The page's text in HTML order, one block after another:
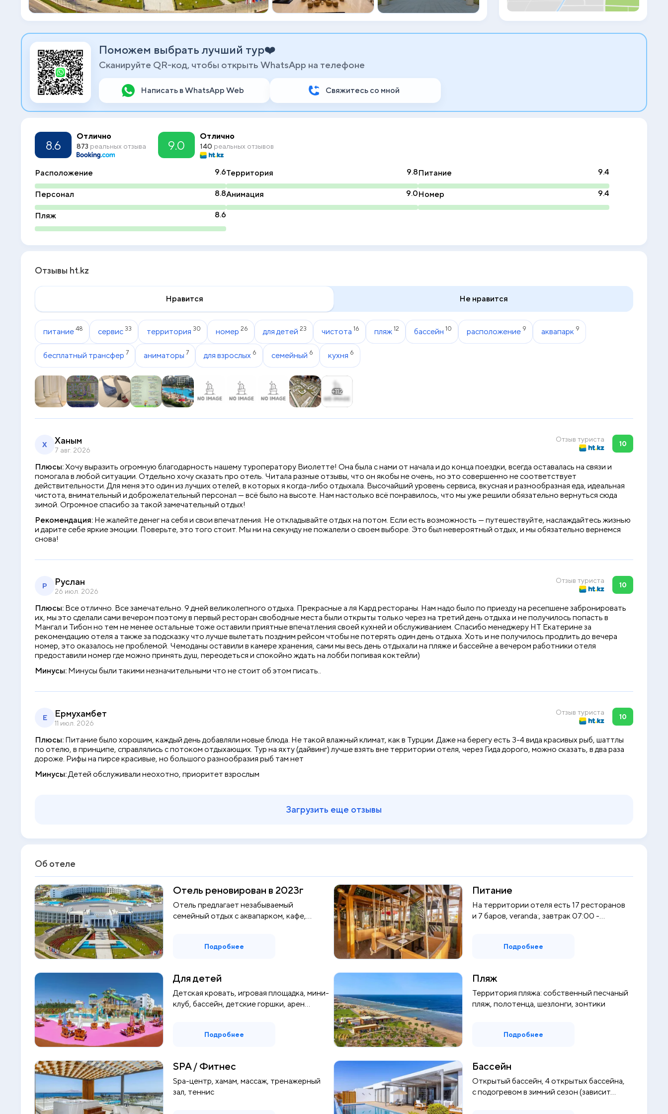
Гости Rixos Radamis Sharm El Sheikh могут
воспользоваться различными велнес-
услугами, в том числе сауной,
7,1 км и 17 км соответственно от таких
Поможем выбрать лучший тур❤️
Сканируйте QR-код, чтобы открыть WhatsApp на телефоне
Написать в WhatsApp Web Свяжитесь со мной
8.6
Отлично
873 реальных отзыва 9.0
Отлично
140 реальных отзывов
Расположение 9.6Территория 9.8Питание 9.4
Персонал 8.8Анимация 9.0Номер 9.4
Пляж 8.6
Отзывы ht.kz
Нравится Не нравится
питание 48 сервис 33 территория 30 номер 26 для детей 23 чистота 16 пляж 12 бассейн 10 расположение 9 аквапарк 9
бесплатный трансфер 7 аниматоры 7 для взрослых 6 семейный 6 кухня 6
+112
Х Ханым
7 авг. 2026
Отзыв туриста
10
Плюсы:Хочу выразить огромную благодарность нашему туроператору Виолетте! Она была с нами от начала и до конца поездки, всегда оставалась на связи и
помогала в любой ситуации. Отдельно хочу сказать про отель. Читала разные отзывы, что он якобы не очень, но это совершенно не соответствует
действительности. Для меня это один из лучших отелей, в которых я когда-либо отдыхала. Высочайший уровень сервиса, вкусная и разнообразная еда, идеальная
чистота, внимательный и доброжелательный персонал — всё было на высоте. Нам настолько всё понравилось, что мы уже решили обязательно вернуться сюда
зимой. Огромное спасибо за такой замечательный отдых!
Рекомендация: Не жалейте денег на себя и свои впечатления. Не откладывайте отдых на потом. Если есть возможность — путешествуйте, наслаждайтесь жизнью
и дарите себе яркие эмоции. Поверьте, это того стоит. Мы ни на секунду не пожалели о своем выборе. Это был невероятный отдых, и мы обязательно вернемся
снова!
Р Руслан
26 июл. 2026
Отзыв туриста
10
Плюсы: Все отлично. Все замечательно. 9 дней великолепного отдыха. Прекрасные а ля Кард рестораны. Нам надо было по приезду на ресепшене забронировать
их, мы это сделали сами вечером поэтому в первый ресторан свободные места были открыты только через на третий день отдыха и не получилось попасть в
Мангал и Тибон но тем не менее остальные тоже оставили приятные впечатления своей кухней и обслуживанием. Спасибо менеджеру НТ Екатерине за
рекомендацию отеля а также за подсказку что лучше вылетать поздним рейсом чтобы не потерять один день отдыха. Хоть и не получилось продлить до вечера
номер, это оказалось не проблемой. Чемоданы оставили в камере хранения, сами мы весь день отдыхали на пляже и бассейне а вечером работники отеля
предоставили номер где можно принять душ, переодеться и спокойно ждать на лобби попивая коктейли)
Минусы: Минусы были такими незначительными что не стоит об этом писать..
Е Ермухамбет
11 июл. 2026
Отзыв туриста
10
Плюсы: Питание было хорошим, каждый день добавляли новые блюда. Не такой влажный климат, как в Турции. Даже на берегу есть 3-4 вида красивых рыб, шаттлы
по отелю, в принципе, справлялись с потоком отдыхающих. Тур на яхту (дайвинг) лучше взять вне территории отеля, через Гида дорого, можно сказать, в два раза
дороже. Рифы на пирсе красивые, но большого разнообразия рыб там нет
Минусы:Детей обслуживали неохотно, приоритет взрослым
Загрузить еще отзывы
Об отеле
Отель реновирован в 2023г
Отель предлагает незабываемый
семейный отдых с аквапарком, кафе,
Подробнее
Питание
На территории отеля есть 17 ресторанов
и 7 баров, veranda:, завтрак 07:00 -...
Подробнее
Для детей
Детская кровать, игровая площадка, мини-
клуб, бассейн, детские горшки, арен...
Подробнее
Пляж
Территория пляжа: собственный песчаный
пляж, полотенца, шезлонги, зонтики
Подробнее
SPA / Фитнес
Spa-центр, хамам, массаж, тренажерный
зал, теннис
Бассейн
Открытый бассейн, 4 открытых бассейна,
с подогревом в зимний сезон (зависит...